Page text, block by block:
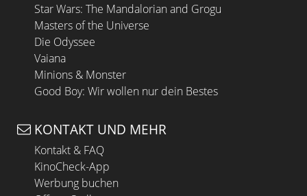
Star Wars: The Mandalorian and Grogu
Masters of the Universe
Die Odyssee
Vaiana
Minions & Monster
Good Boy: Wir wollen nur dein Bestes
KONTAKT UND MEHR
Kontakt & FAQ
KinoCheck-App
Werbung buchen